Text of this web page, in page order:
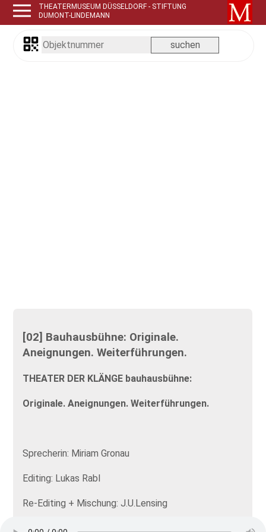
THEATERMUSEUM DÜSSELDORF - STIFTUNG
DUMONT-LINDEMANN
[02] Bauhausbühne: Originale.
Aneignungen. Weiterführungen.
THEATER DER KLÄNGE bauhausbühne:
Originale. Aneignungen. Weiterführungen.
Sprecherin: Miriam Gronau
Editing: Lukas Rabl
Re-Editing + Mischung: J.U.Lensing